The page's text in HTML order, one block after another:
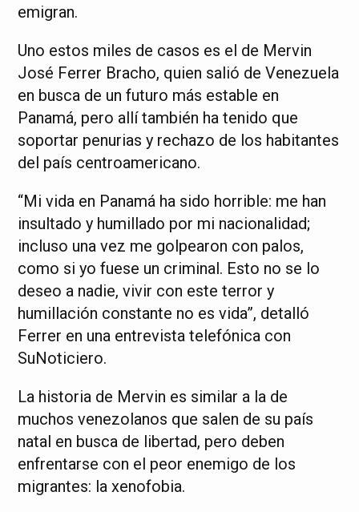
emigran.
Uno estos miles de casos es el de Mervin
José Ferrer Bracho, quien salió de Venezuela
en busca de un futuro más estable en
Panamá, pero allí también ha tenido que
soportar penurias y rechazo de los habitantes
del país centroamericano.
“Mi vida en Panamá ha sido horrible: me han
insultado y humillado por mi nacionalidad;
incluso una vez me golpearon con palos,
como si yo fuese un criminal. Esto no se lo
deseo a nadie, vivir con este terror y
humillación constante no es vida”, detalló
Ferrer en una entrevista telefónica con
SuNoticiero.
La historia de Mervin es similar a la de
muchos venezolanos que salen de su país
natal en busca de libertad, pero deben
enfrentarse con el peor enemigo de los
migrantes: la xenofobia.